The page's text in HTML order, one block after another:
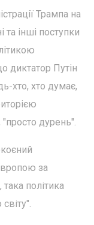
Трампа на
та інші поступки
диктатор Путін
хто, хто думає,
дурень".
за
політика